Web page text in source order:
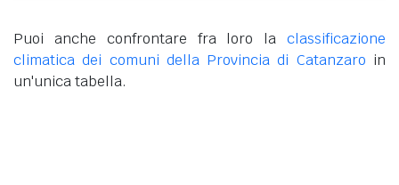
Puoi anche confrontare fra loro la classificazione
climatica dei comuni della Provincia di Catanzaro in
un'unica tabella.